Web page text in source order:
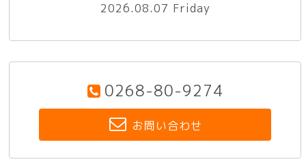
2026.08.07 Friday
0268-80-9274
お問い合わせ